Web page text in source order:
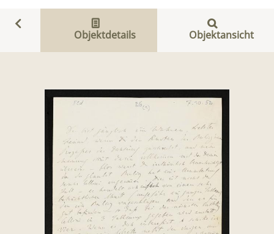
Objektdetails Objektansicht